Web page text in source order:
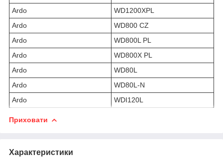
Ardo
WD1200XPL
Ardo
WD800 CZ
Ardo
WD800L PL
Ardo
WD800X PL
Ardo
WD80L
Ardo
WD80L-N
Ardo
WDI120L
Приховати
Характеристики